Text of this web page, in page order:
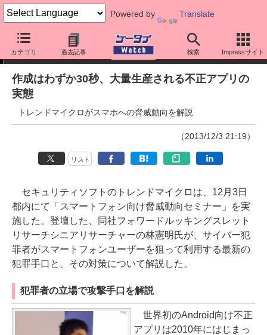
Powered by Translate
カテゴリ 過去記事 検索 Impressサイト
ニュース
作成はわずか30秒、大量生産される不正アプリの
実態
トレンドマイクロがスマホへの脅威動向を解説
（2013/12/3 21:19）
リスト
セキュリティソフトのトレンドマイクロは、12月3日
都内にて「スマートフォン向け脅威動向セミナー」を実
施した。登壇した、同社フォワードルッキングスレット
リサーチシニアリサーチャーの林憲明氏が、サイバー犯
罪者がスマートフォンユーザーを狙って利用する最新の
犯罪手口と、その対策について解説した。
犯罪者の立場で攻撃手口を解説
世界初のAndroid向け不正
アプリは2010年にはじまっ